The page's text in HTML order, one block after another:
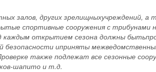
залов, других зрелищныхучреждений,
спортивные сооружения с трибунами
каждым открытием сезона должны
безопасности иприняты
также подлежат все сезонные
шапито и т.д.